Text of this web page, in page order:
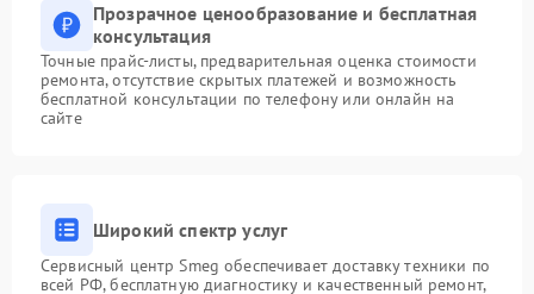
Прозрачное ценообразование и бесплатная
консультация
Точные прайс-листы, предварительная оценка стоимости
ремонта, отсутствие скрытых платежей и возможность
бесплатной консультации по телефону или онлайн на
сайте
Широкий спектр услуг
Сервисный центр Smeg обеспечивает доставку техники по
всей РФ, бесплатную диагностику и качественный ремонт,